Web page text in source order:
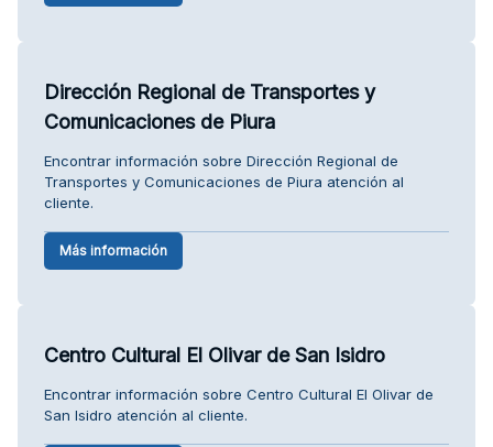
Dirección Regional de Transportes y
Comunicaciones de Piura
Encontrar información sobre Dirección Regional de
Transportes y Comunicaciones de Piura atención al
cliente.
Más información
Centro Cultural El Olivar de San Isidro
Encontrar información sobre Centro Cultural El Olivar de
San Isidro atención al cliente.